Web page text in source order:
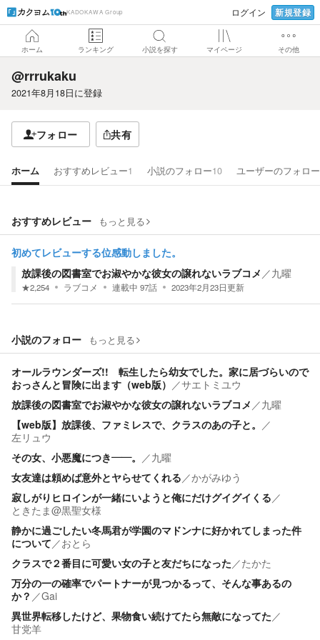
KADOKAWA Group ログイン 新規登録
ホーム ランキング 小説を探す マイページ その他
@rrrukaku
2021年8月18日に登録
フォロー 共有
ホーム おすすめレビュー1 小説のフォロー10 ユーザーのフォロー
おすすめレビュー もっと見る
初めてレビューする位感動しました。
放課後の図書室でお淑やかな彼女の譲れないラブコメ ／九曜
★2,254 ラブコメ 連載中 97話 2023年2月23日更新
小説のフォロー もっと見る
オールラウンダーズ!! 転生したら幼女でした。家に居づらいので
おっさんと冒険に出ます（web版） ／サエトミユウ
放課後の図書室でお淑やかな彼女の譲れないラブコメ ／九曜
【web版】放課後、ファミレスで、クラスのあの子と。 ／
左リュウ
その女、小悪魔につき――。 ／九曜
女友達は頼めば意外とヤらせてくれる／かがみゆう
寂しがりヒロインが一緒にいようと俺にだけグイグイくる／
ときたま@黒聖女様
静かに過ごしたい冬馬君が学園のマドンナに好かれてしまった件
について／おとら
クラスで２番目に可愛い女の子と友だちになった／たかた
万分の一の確率でパートナーが見つかるって、そんな事あるの
か？ ／Gai
異世界転移したけど、果物食い続けてたら無敵になってた／
甘党羊